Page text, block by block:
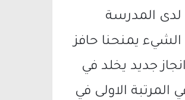
المدرسة
الشيء يمنحنا حافز
جديد يخلد في
المرتبة الاولى في